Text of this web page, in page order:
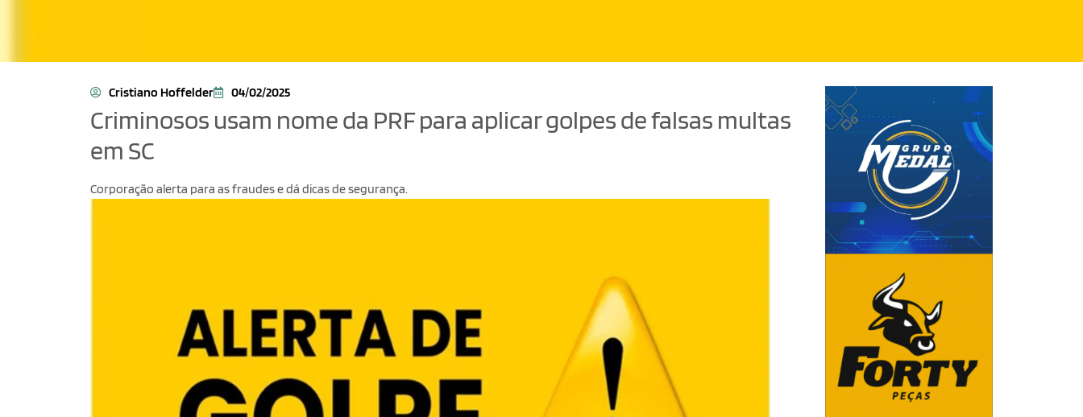
Cristiano Hoffelder 04/02/2025
Criminosos usam nome da PRF para aplicar golpes de falsas multas
em SC
Corporação alerta para as fraudes e dá dicas de segurança.